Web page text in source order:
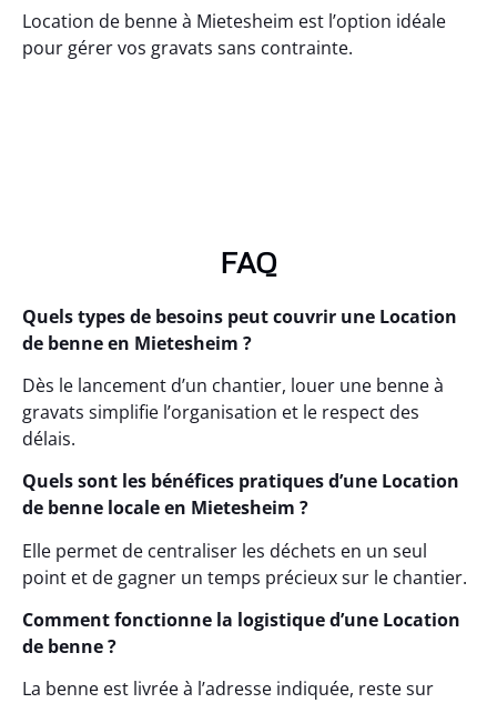
Location de benne à Mietesheim est l’option idéale
pour gérer vos gravats sans contrainte.
FAQ
Quels types de besoins peut couvrir une Location
de benne en Mietesheim ?
Dès le lancement d’un chantier, louer une benne à
gravats simplifie l’organisation et le respect des
délais.
Quels sont les bénéfices pratiques d’une Location
de benne locale en Mietesheim ?
Elle permet de centraliser les déchets en un seul
point et de gagner un temps précieux sur le chantier.
Comment fonctionne la logistique d’une Location
de benne ?
La benne est livrée à l’adresse indiquée, reste sur